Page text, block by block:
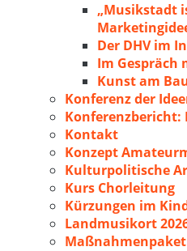
„Musikstadt
Der DHV im
Im Gespräch
Kunst am
Konferenz der
Kontakt
Konzept
Kulturpolitische
Kurs Chorleitung
Kürzungen im
Landmusikort